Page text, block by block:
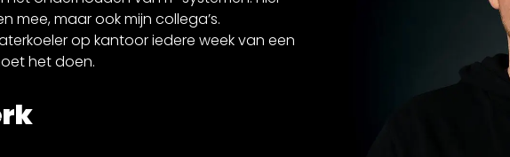
mee, maar ook mijn collega’s.
op kantoor iedere week van een
het doen.